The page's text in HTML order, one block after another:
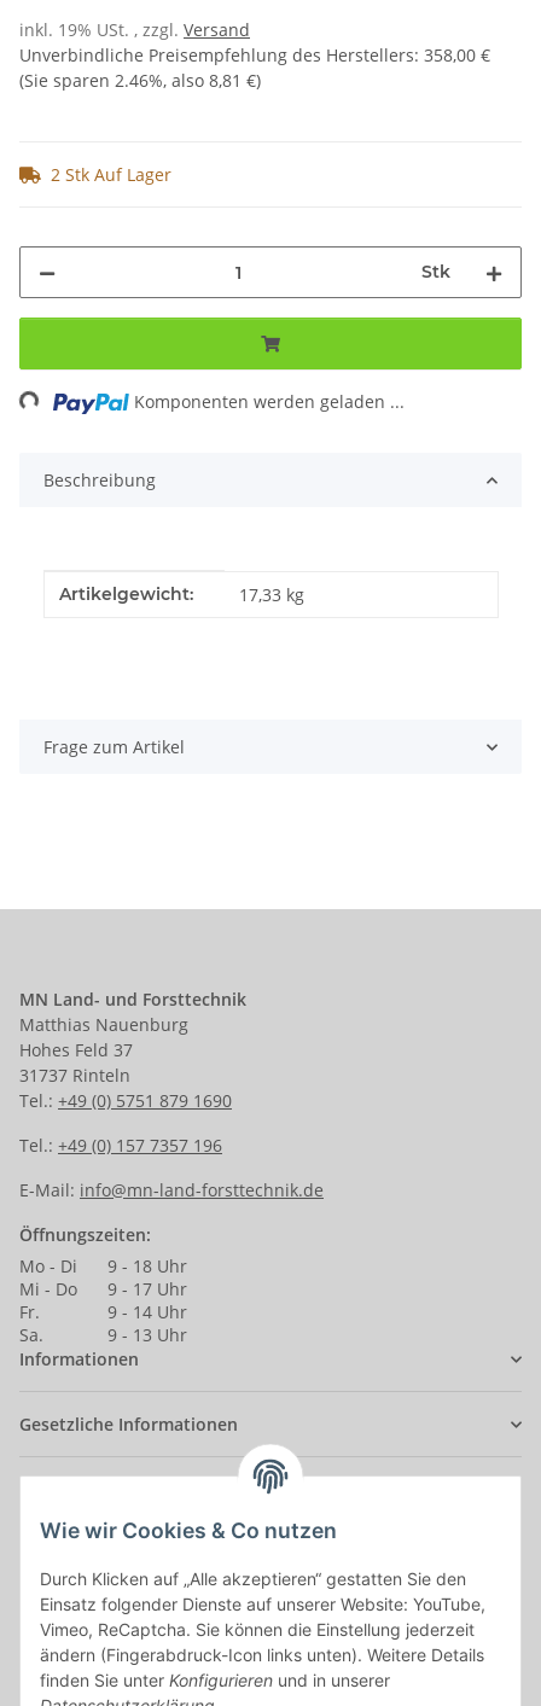
Wie wir Cookies & Co nutzen
Durch Klicken auf „Alle akzeptieren“ gestatten Sie den
Einsatz folgender Dienste auf unserer Website: YouTube,
Vimeo, ReCaptcha. Sie können die Einstellung jederzeit
ändern (Fingerabdruck-Icon links unten). Weitere Details
finden Sie unter Konfigurieren und in unserer
inkl. 19% USt. , zzgl. Versand
Unverbindliche Preisempfehlung des Herstellers: 358,00 €
(Sie sparen 2.46%, also 8,81 €)
2 Stk Auf Lager
Stk
Komponenten werden geladen ...
Beschreibung
Produkteigenschaft
Wert
Artikelgewicht: 17,33 kg
Frage zum Artikel
MN Land- und Forsttechnik
Matthias Nauenburg
Hohes Feld 37
31737 Rinteln
Tel.: +49 (0) 5751 879 1690
Tel.: +49 (0) 157 7357 196
E-Mail: info@mn-land-forsttechnik.de
Öffnungszeiten:
Mo - Di
9 - 18 Uhr
Mi - Do
9 - 17 Uhr
Fr.
9 - 14 Uhr
Sa.
9 - 13 Uhr
Informationen
Gesetzliche Informationen
Alle mit*markierten Felder sind Pflichtfelder.
E-Mail-Adresse
Passwort